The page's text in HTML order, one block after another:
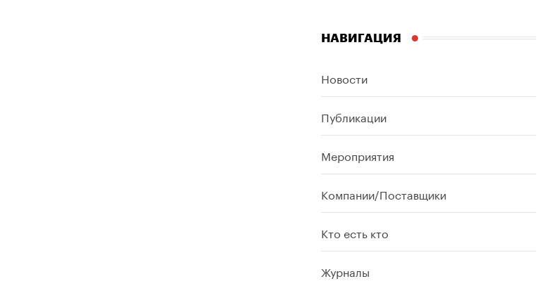
НАВИГАЦИЯ
Новости
Публикации
Мероприятия
Компании/Поставщики
Кто есть кто
Журналы